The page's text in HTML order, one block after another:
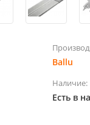
Ballu
Наличие:
Есть в